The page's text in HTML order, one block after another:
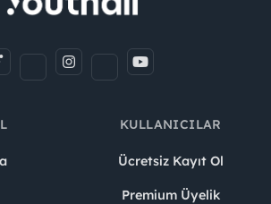
KULLANICILAR
Ücretsiz Kayıt Ol
Premium Üyelik